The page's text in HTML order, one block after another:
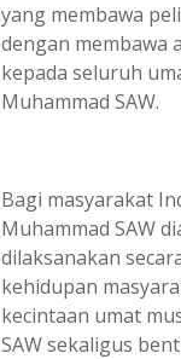
yang membawa
dengan membawa
kepada seluruh
Muhammad SAW.
Bagi masyarakat
Muhammad SAW
dilaksanakan
kehidupan
kecintaan umat
SAW sekaligus